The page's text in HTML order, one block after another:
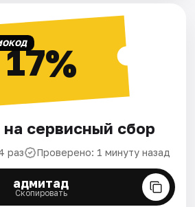
17%
на сервисный сбор
раз Проверено: 1 минуту назад
адмитад
Скопировать